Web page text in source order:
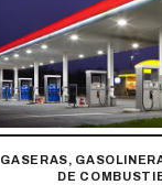
GASERAS,
DE